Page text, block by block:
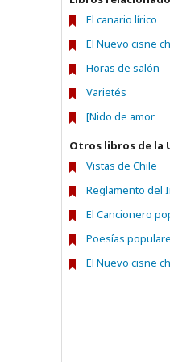
El canario lírico
El Nuevo cisne
Horas de salón
Varietés
[Nido de amor
Otros libros de la
Vistas de Chile
Reglamento del
El Cancionero
Poesías
El Nuevo cisne